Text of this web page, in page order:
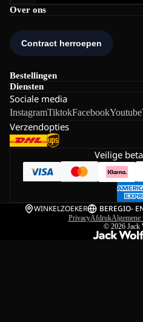
Over ons
Bestellingen
Diensten
Sociale media
InstagramTiktokFacebookYoutube
Verzendopties
Veilige
WINKELZOEKER BEREGIO-
PrivacyAfdrukAlgemene
© 2026 Jack